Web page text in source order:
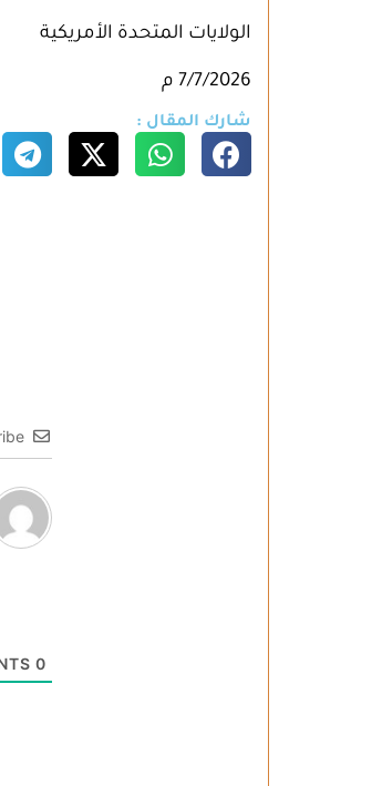
الولايات المتحدة الأمريكية
7/7/2026 م
شارك المقال :
0